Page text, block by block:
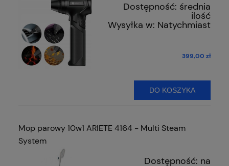
Dostępność: średnia
ilość
Wysyłka w: Natychmiast
399,00 zł
DO KOSZYKA
Mop parowy 10w1 ARIETE 4164 - Multi Steam
System
Dostępność: na